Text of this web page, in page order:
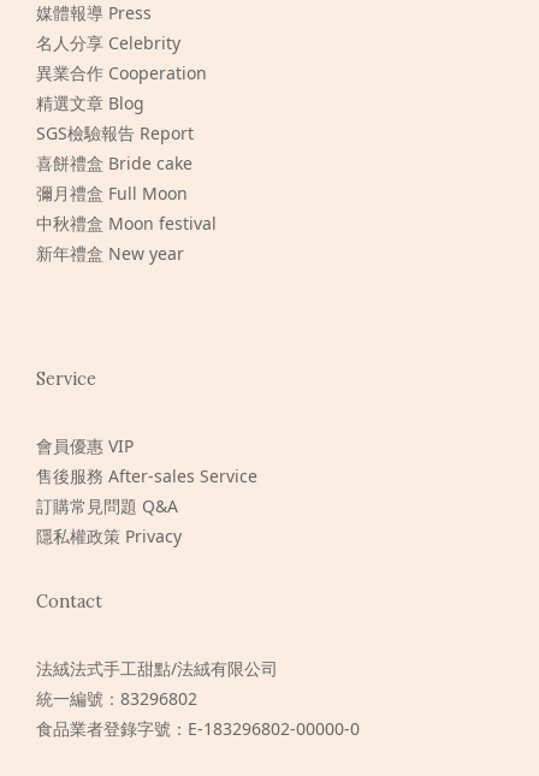
媒體報導 Press
名人分享 Celebrity
異業合作 Cooperation
精選文章 Blog
SGS檢驗報告 Report
喜餅禮盒 Bride cake
彌月禮盒 Full Moon
中秋禮盒 Moon festival
新年禮盒 New year
Service
會員優惠 VIP
售後服務 After-sales Service
訂購常見問題 Q&A
隱私權政策 Privacy
Contact
法絨法式手工甜點/法絨有限公司
統一編號：83296802
食品業者登錄字號：E-183296802-00000-0